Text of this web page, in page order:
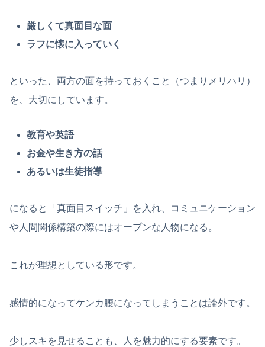
厳しくて真面目な面
ラフに懐に入っていく
といった、両方の面を持っておくこと（つまりメリハリ）
を、大切にしています。
教育や英語
お金や生き方の話
あるいは生徒指導
になると「真面目スイッチ」を入れ、コミュニケーション
や人間関係構築の際にはオープンな人物になる。
これが理想としている形です。
感情的になってケンカ腰になってしまうことは論外です。
少しスキを見せることも、人を魅力的にする要素です。